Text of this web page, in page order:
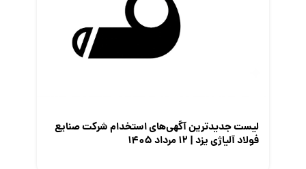
لیست جدیدترین آگهی‌های استخدام شرکت صنایع
فولاد آلیاژی یزد | ۱۲ مرداد ۱۴۰۵